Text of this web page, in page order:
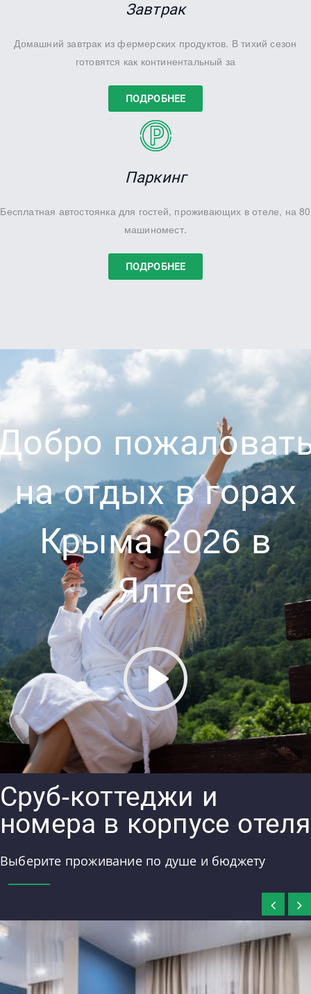
Завтрак
Домашний завтрак из фермерских продуктов. В тихий сезон
готовятся как континентальный за
ПОДРОБНЕЕ
Паркинг
Бесплатная автостоянка для гостей, проживающих в отеле, на 80
машиномест.
ПОДРОБНЕЕ
на отдых в горах
Крыма 2026 в
Ялте
Сруб-коттеджи и
номера в корпусе отеля
Выберите проживание по душе и бюджету